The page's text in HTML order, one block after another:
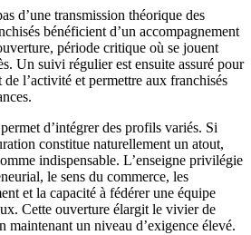
d’une transmission théorique des
bénéficient d’un accompagnement
période critique où se jouent
Un suivi régulier est ensuite assuré pour
l’activité et permettre aux franchisés
d’intégrer des profils variés. Si
constitue naturellement un atout,
indispensable. L’enseigne privilégie
le sens du commerce, les
et la capacité à fédérer une équipe
Cette ouverture élargit le vivier de
maintenant un niveau d’exigence élevé.